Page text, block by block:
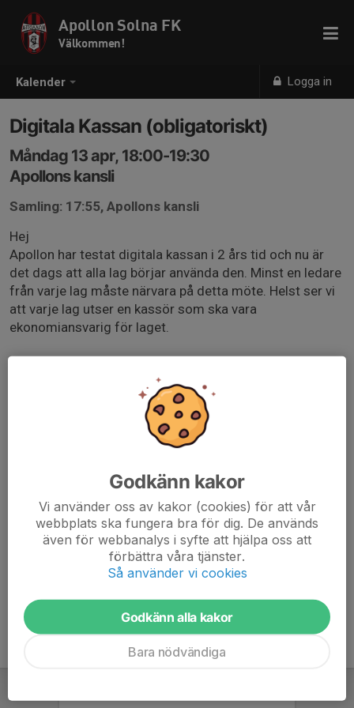
Kalender Logga in
Apollon Solna FK
Välkommen!
Digitala Kassan (obligatoriskt)
Måndag 13 apr, 18:00-19:30
Apollons kansli
Samling: 17:55, Apollons kansli
Hej
Apollon har testat digitala kassan i 2 års tid och nu är
det dags att alla lag börjar använda den. Minst en ledare
från varje lag måste närvara på detta möte. Helst ser vi
att varje lag utser en kassör som ska vara
ekonomiansvarig för laget.
https://teams.microsoft.com/meet/32082899928284
1?p=V61HF7uXjRhK1oQSqS
Mötes-ID: 320 828 999 282 841
Lösenord: AM2sK6Ue
Behöver du hjälp? | Systemreferens
För organisatörer: Mötesalternativ
teams.microsoft.com/meet/320828999282841?
p=V61HF7uXjRhK1oQSqS
Godkänn kakor
Vi använder oss av kakor (cookies) för att vår
webbplats ska fungera bra för dig. De används
även för webbanalys i syfte att hjälpa oss att
förbättra våra tjänster.
Så använder vi cookies
Godkänn alla kakor
Bara nödvändiga